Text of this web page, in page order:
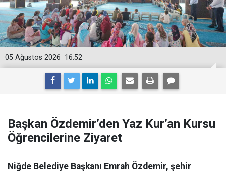
16:52
05 Ağustos 2026
Başkan Özdemir’den Yaz Kur’an Kursu
Öğrencilerine Ziyaret
Niğde Belediye Başkanı Emrah Özdemir, şehir